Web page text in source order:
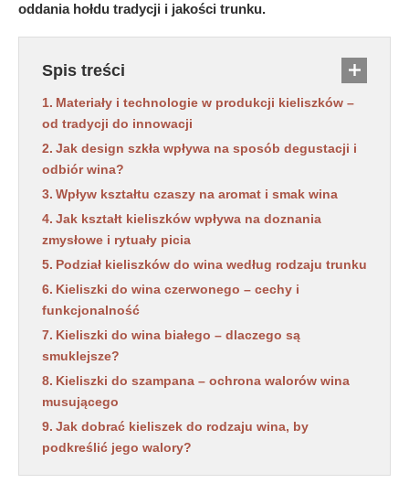
oddania hołdu tradycji i jakości trunku.
Spis treści
Materiały i technologie w produkcji kieliszków –
od tradycji do innowacji
Jak design szkła wpływa na sposób degustacji i
odbiór wina?
Wpływ kształtu czaszy na aromat i smak wina
Jak kształt kieliszków wpływa na doznania
zmysłowe i rytuały picia
Podział kieliszków do wina według rodzaju trunku
Kieliszki do wina czerwonego – cechy i
funkcjonalność
Kieliszki do wina białego – dlaczego są
smuklejsze?
Kieliszki do szampana – ochrona walorów wina
musującego
Jak dobrać kieliszek do rodzaju wina, by
podkreślić jego walory?